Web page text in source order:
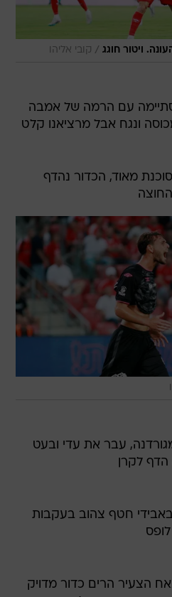
ויטור חוגג / קובי אליהו
עם הרמה של אמבה
ונגח אבל מרציאנו קלט
מאוד, הכדור נהדף
עבר את עדי ובעט
הדף לקרן
חטף צהוב בעקבות
הצעיר הרים כדור מדויק